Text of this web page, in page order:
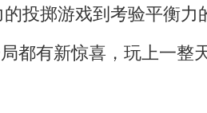
投掷游戏到考验平衡
都有新惊喜，玩上一整